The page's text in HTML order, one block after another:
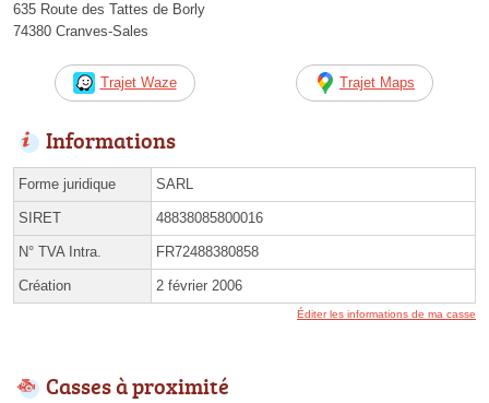
635 Route des Tattes de Borly
74380 Cranves-Sales
Trajet Waze Trajet Maps
Informations
Forme juridique SARL
SIRET 48838085800016
N° TVA Intra. FR72488380858
Création 2 février 2006
Éditer les informations de ma casse
Casses à proximité